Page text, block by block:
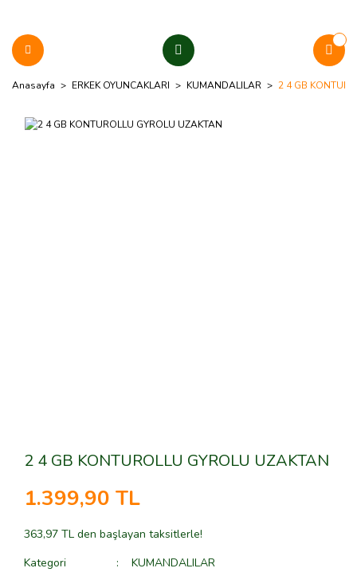
Anasayfa ERKEK OYUNCAKLARI KUMANDALILAR 2 4 GB
2 4 GB KONTUROLLU GYROLU UZAKTAN
1.399,90 TL
363,97 TL den başlayan taksitlerle!
Kategori
KUMANDALILAR